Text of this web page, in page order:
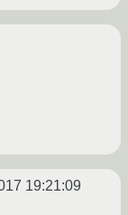
19:21:09